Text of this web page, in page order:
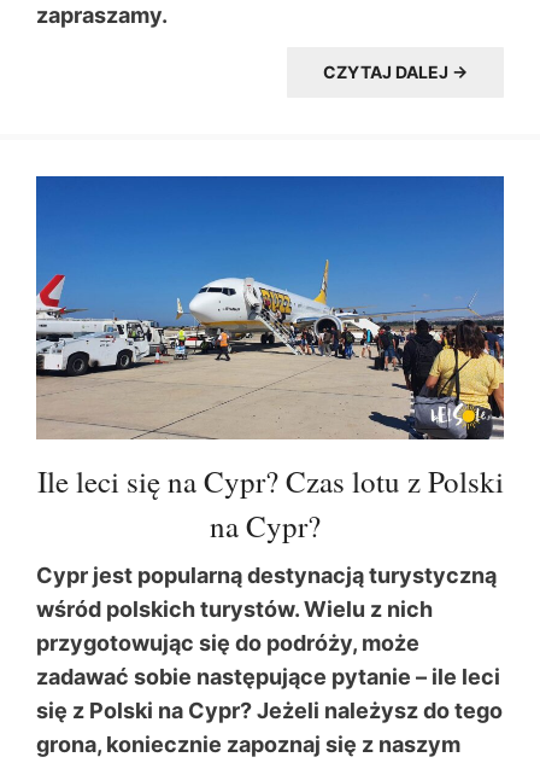
zapraszamy.
CZYTAJ DALEJ →
Ile leci się na Cypr? Czas lotu z Polski
na Cypr?
Cypr jest popularną destynacją turystyczną
wśród polskich turystów. Wielu z nich
przygotowując się do podróży, może
zadawać sobie następujące pytanie – ile leci
się z Polski na Cypr? Jeżeli należysz do tego
grona, koniecznie zapoznaj się z naszym